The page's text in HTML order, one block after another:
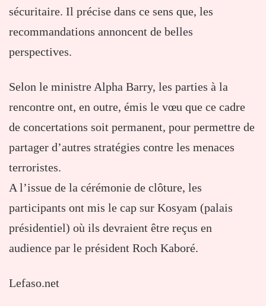
sécuritaire. Il précise dans ce sens que, les
recommandations annoncent de belles
perspectives.
Selon le ministre Alpha Barry, les parties à la
rencontre ont, en outre, émis le vœu que ce cadre
de concertations soit permanent, pour permettre de
partager d’autres stratégies contre les menaces
terroristes.
A l’issue de la cérémonie de clôture, les
participants ont mis le cap sur Kosyam (palais
présidentiel) où ils devraient être reçus en
audience par le président Roch Kaboré.
Lefaso.net